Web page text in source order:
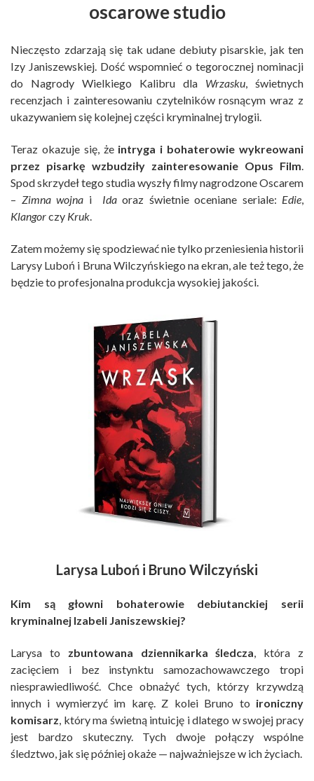
oscarowe studio
Nieczęsto zdarzają się tak udane debiuty pisarskie, jak ten
Izy Janiszewskiej. Dość wspomnieć o tegorocznej nominacji
do Nagrody Wielkiego Kalibru dla Wrzasku, świetnych
recenzjach i zainteresowaniu czytelników rosnącym wraz z
ukazywaniem się kolejnej części kryminalnej trylogii.
Teraz okazuje się, że intryga i bohaterowie wykreowani
przez pisarkę wzbudziły zainteresowanie Opus Film.
Spod skrzydeł tego studia wyszły filmy nagrodzone Oscarem
– Zimna wojna i Idaoraz świetnie oceniane seriale: Edie,
Klangorczy Kruk.
Zatem możemy się spodziewać nie tylko przeniesienia historii
Larysy Luboń i Bruna Wilczyńskiego na ekran, ale też tego, że
będzie to profesjonalna produkcja wysokiej jakości.
Larysa Luboń i Bruno Wilczyński
Kim są głowni bohaterowie debiutanckiej serii
kryminalnej Izabeli Janiszewskiej?
Larysa to zbuntowana dziennikarka śledcza , która z
zacięciem i bez instynktu samozachowawczego tropi
niesprawiedliwość. Chce obnażyć tych, którzy krzywdzą
innych i wymierzyć im karę. Z kolei Bruno to ironiczny
komisarz , który ma świetną intuicję i dlatego w swojej pracy
jest bardzo skuteczny. Tych dwoje połączy wspólne
śledztwo, jak się później okaże — najważniejsze w ich życiach.